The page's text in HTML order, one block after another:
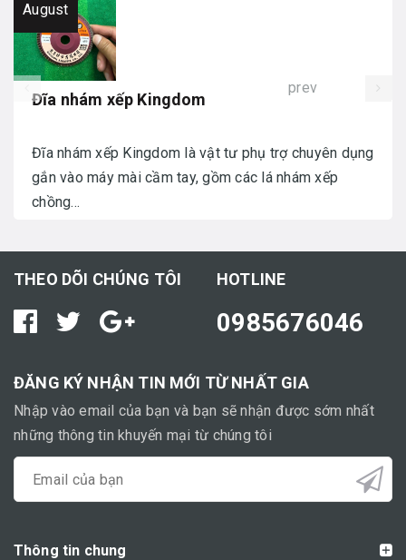
August
Đĩa nhám xếp Kingdom
Đĩa nhám xếp Kingdom là vật tư phụ trợ chuyên dụng
gắn vào máy mài cầm tay, gồm các lá nhám xếp
chồng...
prev
THEO DÕI CHÚNG TÔI HOTLINE
0985676046
ĐĂNG KÝ NHẬN TIN MỚI TỪ NHẤT GIA
Nhập vào email của bạn và bạn sẽ nhận được sớm nhất
những thông tin khuyến mại từ chúng tôi
Thông tin chung